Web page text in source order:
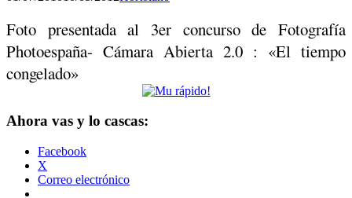
Foto presentada al 3er concurso de Fotografía
Photoespaña- Cámara Abierta 2.0 : «El tiempo
congelado»
Ahora vas y lo cascas:
Facebook
X
Correo electrónico